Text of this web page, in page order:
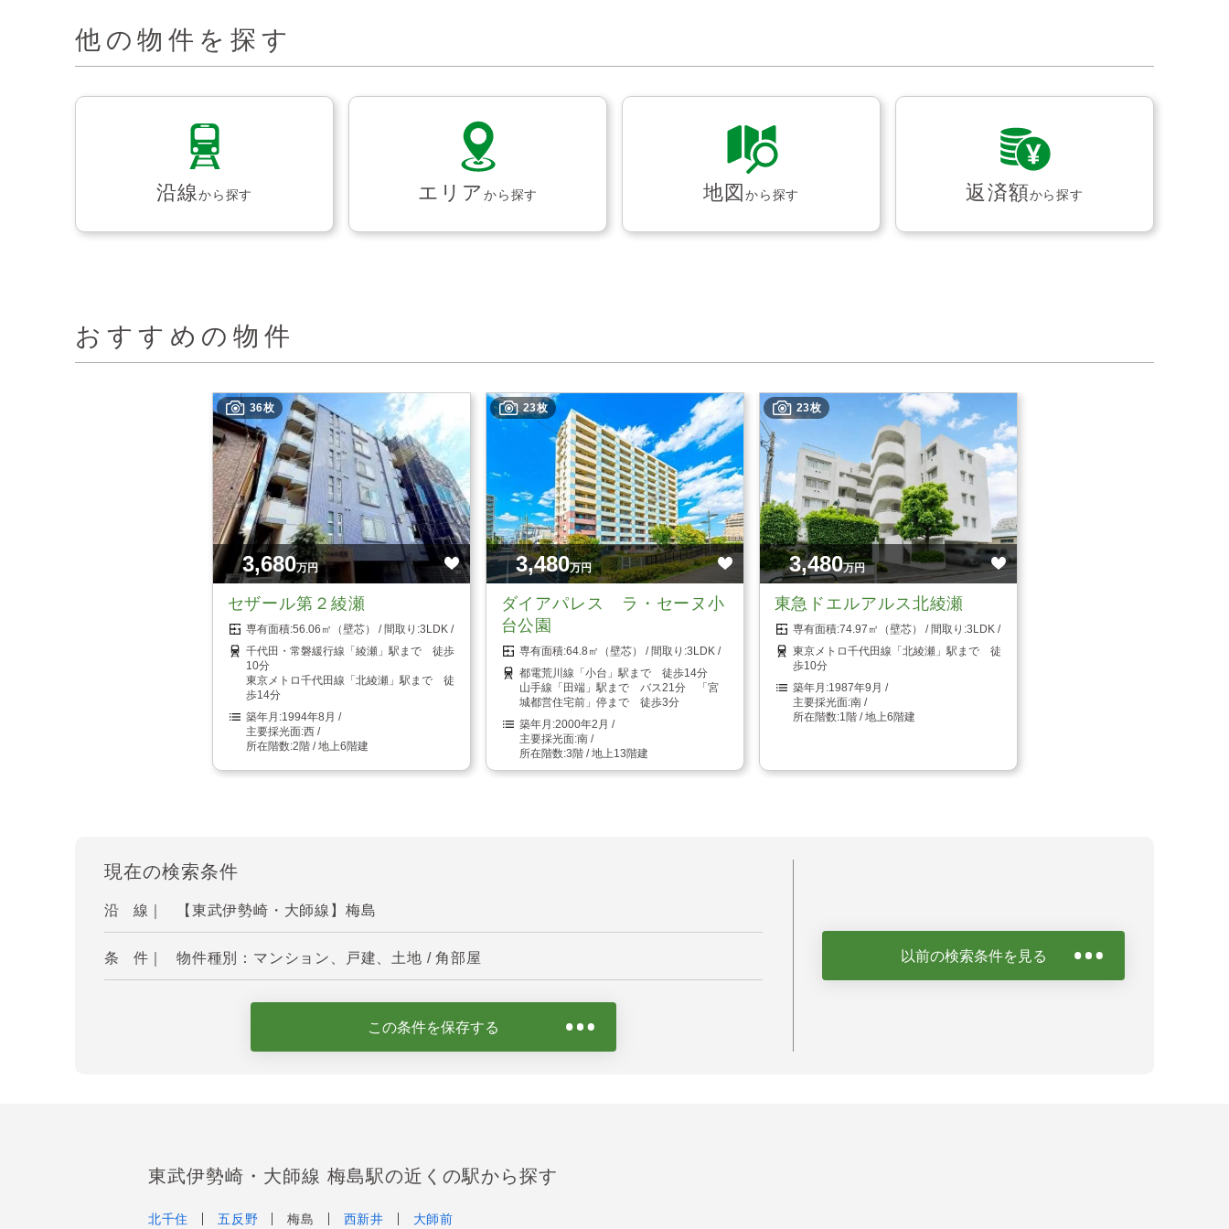
他の物件を探す
沿線から探す エリアから探す 地図から探す 返済額から探す
おすすめの物件
36枚
3,680万円
セザール第２綾瀬
56.06㎡（壁芯）
3LDK
千代田・常磐緩行線「綾瀬」駅まで 徒歩
10分
東京メトロ千代田線「北綾瀬」駅まで 徒
歩14分
1994年8月
西
2階 / 地上6階建
23枚
3,480万円
ダイアパレス ラ・セーヌ小
台公園
64.8㎡（壁芯）
3LDK
都電荒川線「小台」駅まで 徒歩14分
山手線「田端」駅まで バス21分 「宮
城都営住宅前」停まで 徒歩3分
2000年2月
南
3階 / 地上13階建
23枚
3,480万円
東急ドエルアルス北綾瀬
74.97㎡（壁芯）
3LDK
東京メトロ千代田線「北綾瀬」駅まで 徒
歩10分
1987年9月
南
1階 / 地上6階建
現在の検索条件
沿 線｜ 【東武伊勢崎・大師線】梅島
条 件｜ 物件種別：マンション、戸建、土地 / 角部屋
この条件を保存する
以前の検索条件を見る
東武伊勢崎・大師線 梅島駅の近くの駅から探す
北千住 五反野 梅島 西新井 大師前